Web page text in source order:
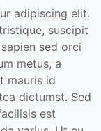
adipiscing elit.
suscipit
sed orci
metus, a
mauris id
dictumst. Sed
est